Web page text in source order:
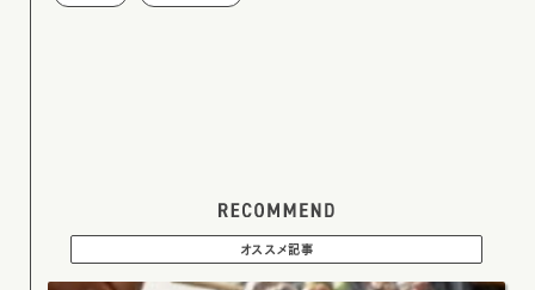
オススメ記事